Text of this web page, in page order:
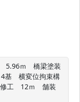
5.96ｍ　橋梁塗装
基　横変位拘束構
工　12ｍ　舗装